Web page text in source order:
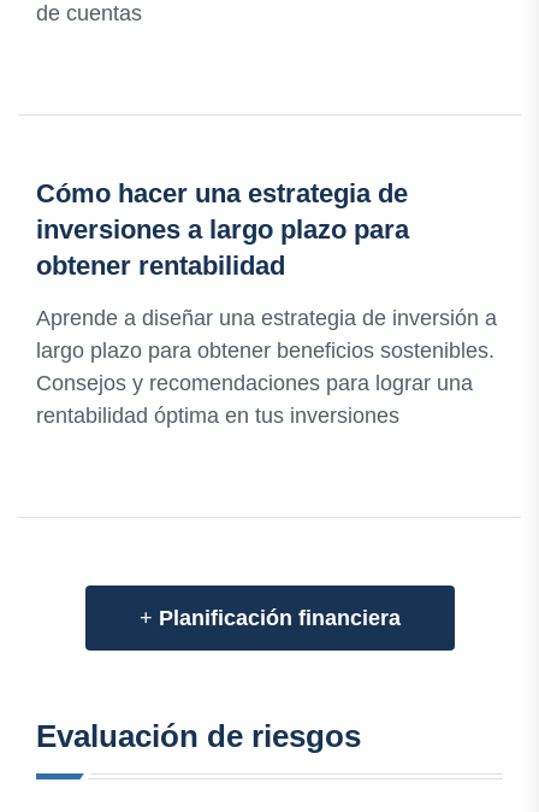
de cuentas
Cómo hacer una estrategia de
inversiones a largo plazo para
obtener rentabilidad
Aprende a diseñar una estrategia de inversión a
largo plazo para obtener beneficios sostenibles.
Consejos y recomendaciones para lograr una
rentabilidad óptima en tus inversiones
+ Planificación financiera
Evaluación de riesgos